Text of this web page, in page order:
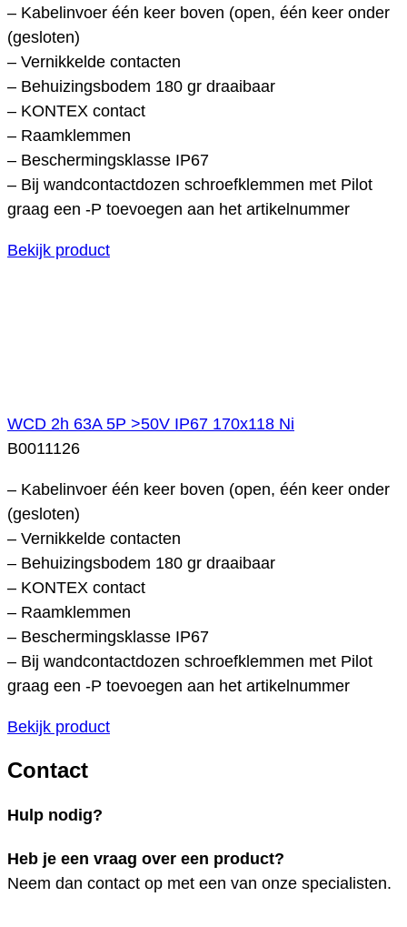
– Kabelinvoer één keer boven (open, één keer onder
(gesloten)
– Vernikkelde contacten
– Behuizingsbodem 180 gr draaibaar
– KONTEX contact
– Raamklemmen
– Beschermingsklasse IP67
– Bij wandcontactdozen schroefklemmen met Pilot
graag een -P toevoegen aan het artikelnummer
Bekijk product
WCD 2h 63A 5P >50V IP67 170x118 Ni
B0011126
– Kabelinvoer één keer boven (open, één keer onder
(gesloten)
– Vernikkelde contacten
– Behuizingsbodem 180 gr draaibaar
– KONTEX contact
– Raamklemmen
– Beschermingsklasse IP67
– Bij wandcontactdozen schroefklemmen met Pilot
graag een -P toevoegen aan het artikelnummer
Bekijk product
Contact
Hulp nodig?
Heb je een vraag over een product?
Neem dan contact op met een van onze specialisten.